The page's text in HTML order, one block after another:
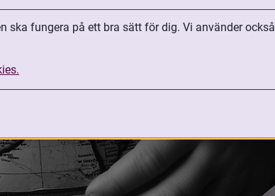
fungera på ett bra sätt för dig. Vi använder också